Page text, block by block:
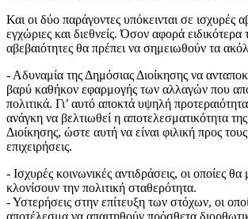
Και οι δύο παράγοντες υπόκεινται σε ισχυρές
εγχώριες και διεθνείς. Όσον αφορά ειδικότερα
αβεβαιότητες θα πρέπει να σημειωθούν τα
- Αδυναμία της Δημόσιας Διοίκησης να
βαρύ καθήκον εφαρμογής των αλλαγών που
πολιτικά. Γι’ αυτό αποκτά υψηλή
ανάγκη να βελτιωθεί η αποτελεσματικότητα
Διοίκησης, ώστε αυτή να είναι φιλική προς τους
επιχειρήσεις.
- Ισχυρές κοινωνικές αντιδράσεις, οι οποίες
κλονίσουν την πολιτική σταθερότητα.
- Υστερήσεις στην επίτευξη των στόχων, οι
αποτέλεσμα να απαιτηθούν πρόσθετα